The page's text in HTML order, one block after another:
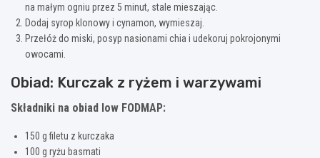
na małym ogniu przez 5 minut, stale mieszając.
Dodaj syrop klonowy i cynamon, wymieszaj.
Przełóż do miski, posyp nasionami chia i udekoruj pokrojonymi
owocami.
Obiad: Kurczak z ryżem i warzywami
Składniki na obiad low FODMAP:
150 g filetu z kurczaka
100 g ryżu basmati